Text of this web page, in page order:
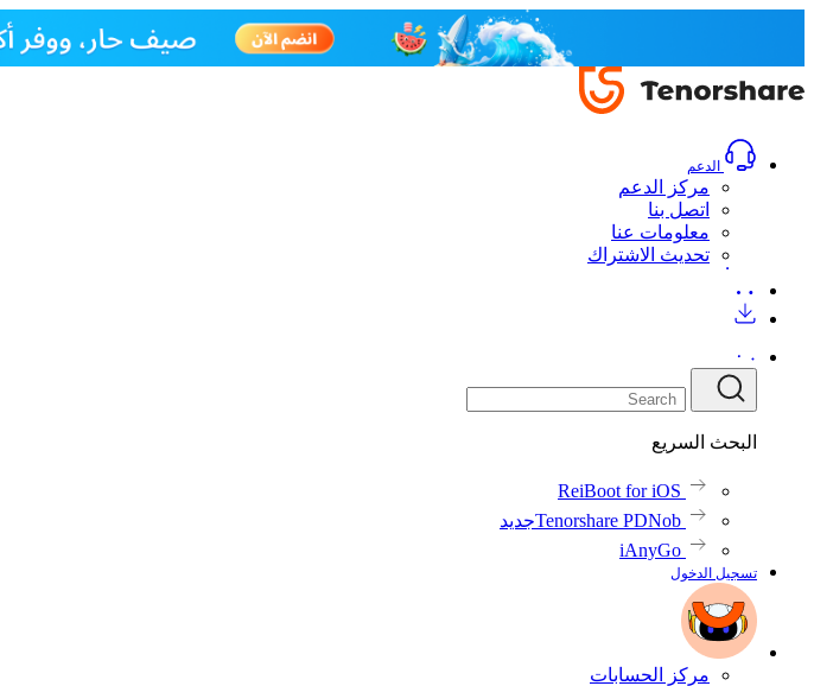
الدعم
مركز الدعم
اتصل بنا
معلومات عنا
تحديث الاشتراك
البحث السريع
ReiBoot for iOS
Tenorshare PDNobجديد
iAnyGo
تسجيل الدخول
مركز الحسابات